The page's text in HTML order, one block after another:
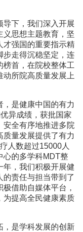
导下，我们深入开展
义思想主题教育，坚
才强国的重要指示精
步走得沉稳坚定，连
首，在院校整体工
所院高质量发展上
是健康中国的有力
异成绩，获批国家
安全有序地推进多院
质量发展提供了有力
人数超过15000人
心的多学科MDT整
年，我们积极开展健
的责任与担当带到了
借助自媒体平台，
为提高全民健康素质
，是学科发展的创新